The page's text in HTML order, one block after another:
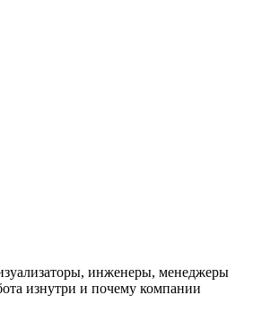
инженеры, менеджеры
изнутри и почему компании